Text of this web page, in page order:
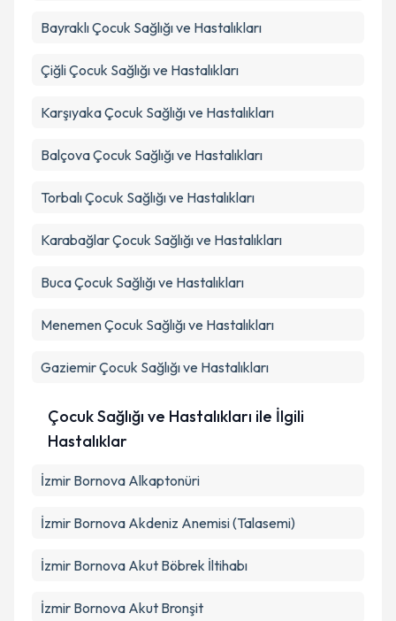
BayraklıÇocuk Sağlığı ve Hastalıkları
ÇiğliÇocuk Sağlığı ve Hastalıkları
KarşıyakaÇocuk Sağlığı ve Hastalıkları
BalçovaÇocuk Sağlığı ve Hastalıkları
TorbalıÇocuk Sağlığı ve Hastalıkları
KarabağlarÇocuk Sağlığı ve Hastalıkları
BucaÇocuk Sağlığı ve Hastalıkları
MenemenÇocuk Sağlığı ve Hastalıkları
GaziemirÇocuk Sağlığı ve Hastalıkları
Çocuk Sağlığı ve Hastalıkları ile İlgili
Hastalıklar
İzmir Bornova Alkaptonüri
İzmir Bornova Akdeniz Anemisi (Talasemi)
İzmir Bornova Akut Böbrek İltihabı
İzmir Bornova Akut Bronşit